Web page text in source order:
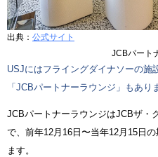
出典： 公式サイト
JCBパート
USJにはフライングダイナソーの施
「JCBパートナーラウンジ」もあり
JCBパートナーラウンジはJCBザ・
で、前年12月16日〜当年12月15日
ます。